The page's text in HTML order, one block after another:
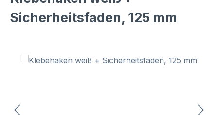
Sicherheitsfaden, 125 mm
Bildergalerie überspringen